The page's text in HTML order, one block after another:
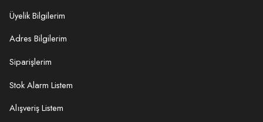
Üyelik Bilgilerim
Adres Bilgilerim
Siparişlerim
Stok Alarm Listem
Alışveriş Listem